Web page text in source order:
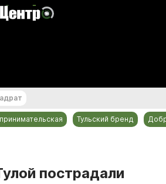
Тульский бренд
пострадали